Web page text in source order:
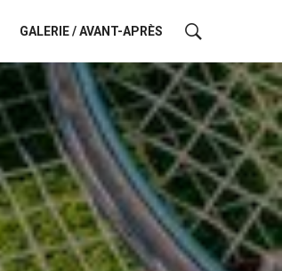
GALERIE / AVANT-APRÈS